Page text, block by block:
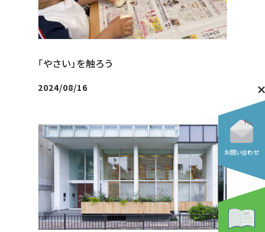
「やさい」を触ろう
2024/08/16
お問い合わせ